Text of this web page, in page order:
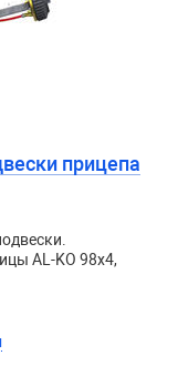
прицепа
AL-KO 98х4,